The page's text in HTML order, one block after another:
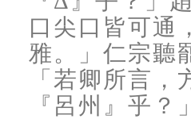
口尖口皆可通
雅。」仁宗聽
「若卿所言
『呂州』乎？